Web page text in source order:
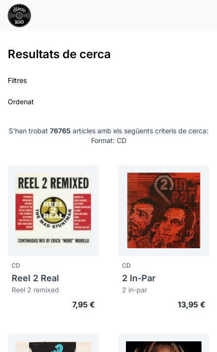
Resultats de cerca
Filtres
Ordenat
S'han trobat 76765 articles amb els següents criteris de cerca:
Format: CD
CD
Reel 2 Real
Reel 2 remixed
7,95 €
CD
2 In-Par
2 in-par
13,95 €